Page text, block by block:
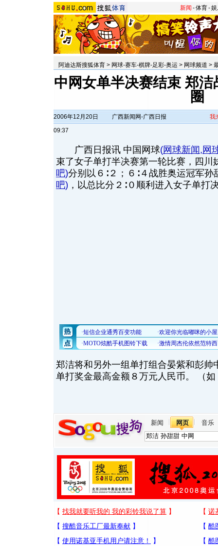
新闻 -体育-
阿迪达斯搜狐体育 > 网球-赛车-棋牌-足彩-奥运 > 网球频道 >
中网女单半决赛结束 郑
圈
2006年12月20日
09:37
广西新闻网-广西日报 我
广西日报讯 中国网球(网球新闻,网
束了女子单打半决赛第一轮比赛，四川
吧)分别以６∶２；６∶４战胜奥运冠军孙
吧) ，以总比分２∶０顺利进入女子单打
郑洁将和另外一组单打组合晏紫和彭帅
单打奖金最高金额８万元人民币。 （如
新闻 网页 音乐